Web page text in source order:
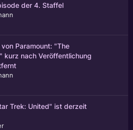
der 4. Staffel
Paramount: "The
kurz nach Veröffentlichung
Trek: United" ist derzeit